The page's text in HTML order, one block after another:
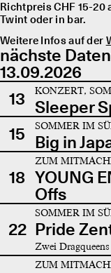
Richtpreis CHF 15-
Twint oder in bar.
Weitere Infos auf der
nächste
13.09.2026
13
KONZERT,
Sleeper
15
SOMMER IM
Big in
18
ZUM
YOUNG
Offs
22
SOMMER IM
Pride
Zwei
ZUM